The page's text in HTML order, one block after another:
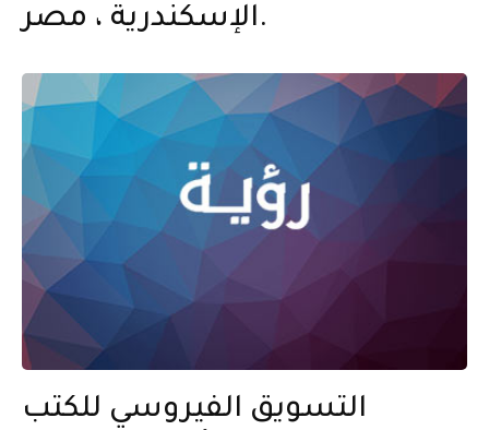
الإسكندرية ، مصر.
التسويق الفيروسي للكتب